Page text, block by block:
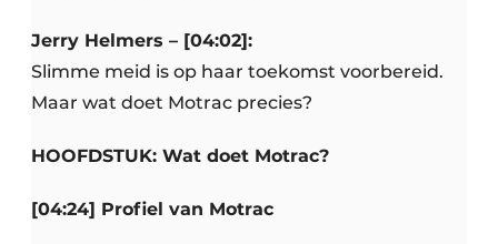
Jerry Helmers – [04:02]:
Slimme meid is op haar toekomst voorbereid.
Maar wat doet Motrac precies?
HOOFDSTUK: Wat doet Motrac?
[04:24] Profiel van Motrac